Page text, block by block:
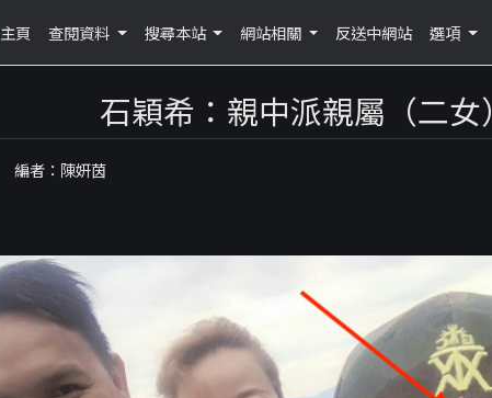
主頁 查閱資料 搜尋本站 網站相關 反送中網站 選項
石穎希：親中派親屬（二女）
編者：陳妍茵